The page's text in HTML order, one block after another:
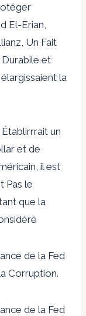
El-Erian,
Un Fait
et
la
un
et de
il est
Pas le
que la
de la Fed
Corruption.
de la Fed